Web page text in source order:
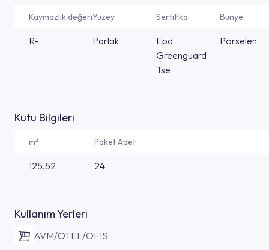
Kaymazlık değeriYüzey Sertifika Bünye
R- Parlak
Epd
Greenguard
Tse
Porselen
Kutu Bilgileri
m² Paket Adet
125.52 24
Kullanım Yerleri
AVM/OTEL/OFIS